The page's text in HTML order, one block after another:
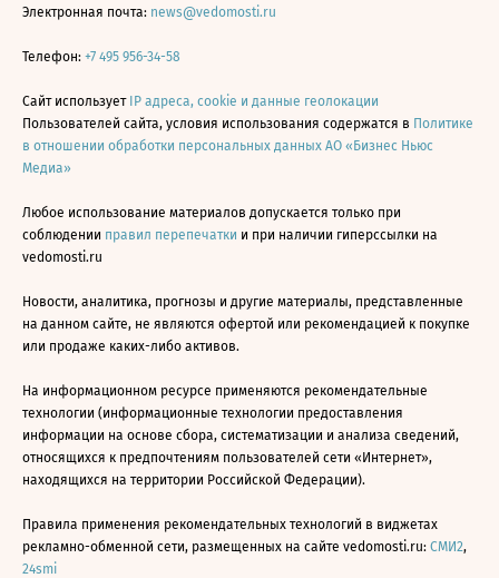
Электронная почта: news@vedomosti.ru
Телефон: +7 495 956-34-58
Сайт использует IP адреса, cookie и данные геолокации
Пользователей сайта, условия использования содержатся в Политике
в отношении обработки персональных данных АО «Бизнес Ньюс
Медиа»
Любое использование материалов допускается только при
соблюдении правил перепечатки и при наличии гиперссылки на
vedomosti.ru
Новости, аналитика, прогнозы и другие материалы, представленные
на данном сайте, не являются офертой или рекомендацией к покупке
или продаже каких-либо активов.
На информационном ресурсе применяются рекомендательные
технологии (информационные технологии предоставления
информации на основе сбора, систематизации и анализа сведений,
относящихся к предпочтениям пользователей сети «Интернет»,
находящихся на территории Российской Федерации).
Правила применения рекомендательных технологий в виджетах
рекламно-обменной сети, размещенных на сайте vedomosti.ru: СМИ2,
24smi